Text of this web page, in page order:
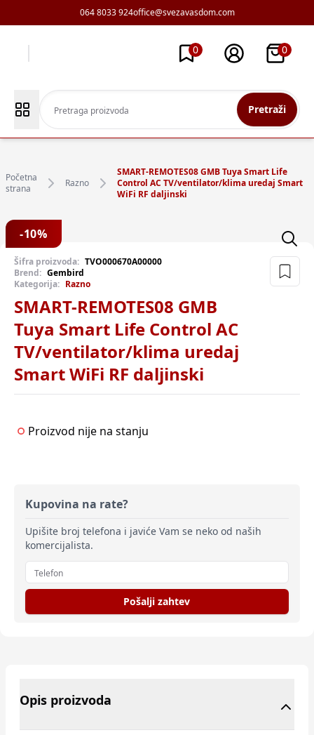
064 8033 924office@svezavasdom.com
0 0
Pretraži
Početna
strana
Razno
SMART-REMOTES08 GMB Tuya Smart Life
Control AC TV/ventilator/klima uredaj Smart
WiFi RF daljinski
-10%
Šifra proizvoda: TVO000670A00000
Brend: Gembird
Kategorija: Razno
SMART-REMOTES08 GMB
Tuya Smart Life Control AC
TV/ventilator/klima uredaj
Smart WiFi RF daljinski
Proizvod nije na stanju
Kupovina na rate?
Upišite broj telefona i javiće Vam se neko od naših
komercijalista.
Pošalji zahtev
Opis proizvoda